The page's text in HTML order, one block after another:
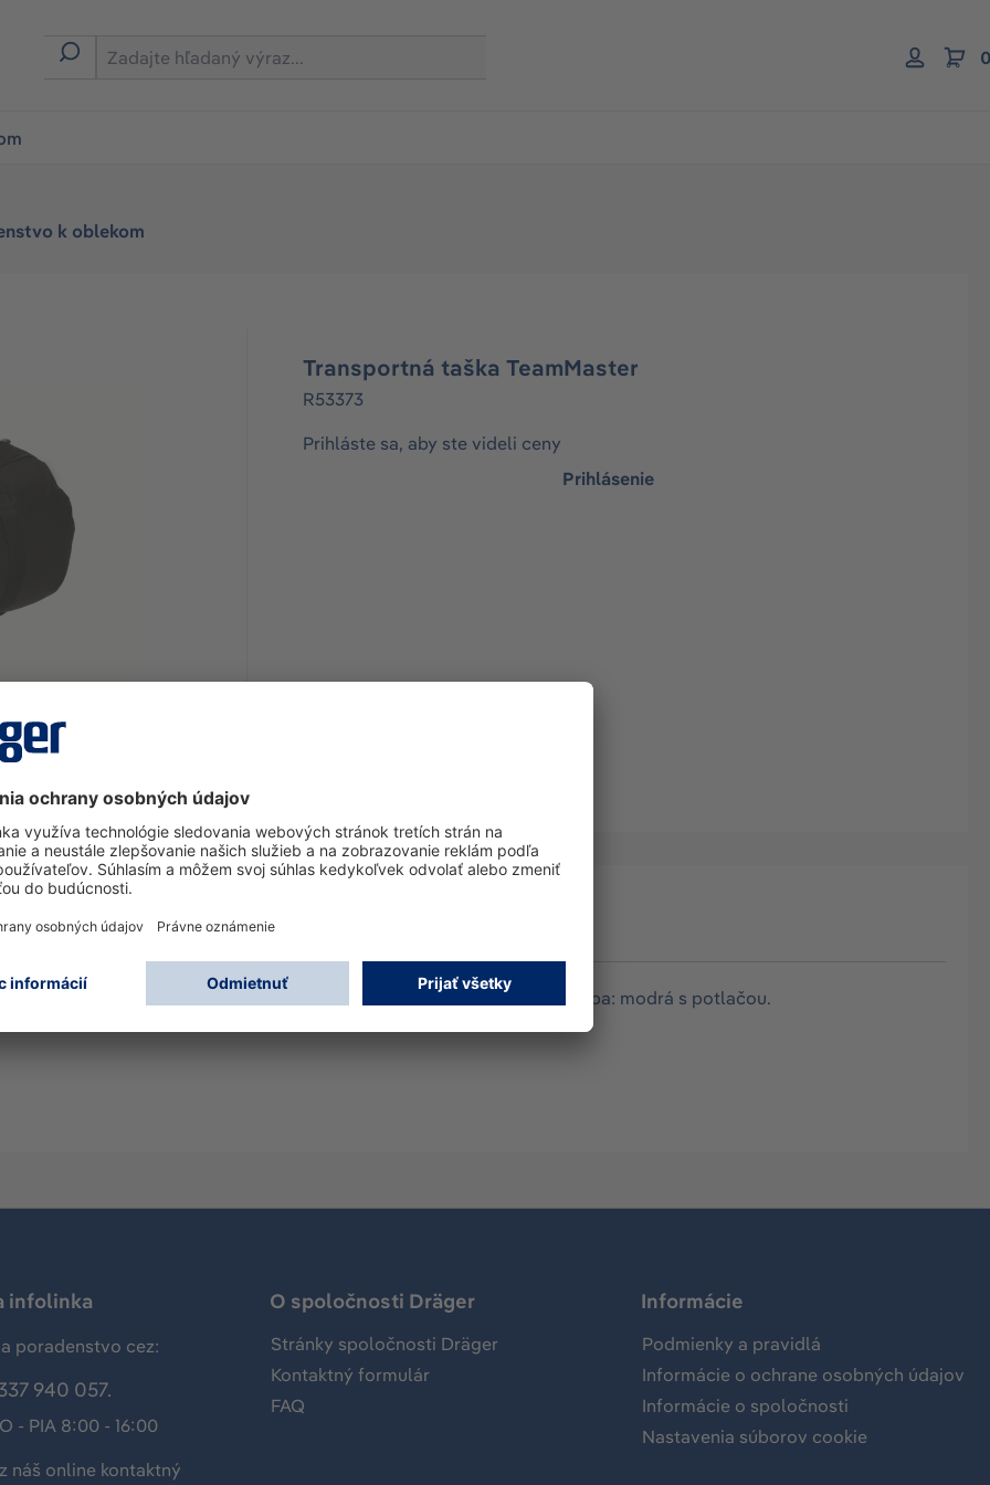
k oblekom
Transportná taška TeamMaster
R53373
Prihláste sa, aby ste videli ceny
Prihlásenie
na prepravu alebo skladovanie chemických ochranných oblekov. Farba: modrá s potlačou.
infolinka
poradenstvo cez:
940 057.
- PIA 8:00 - 16:00
náš online kontaktný
O spoločnosti Dräger
Stránky spoločnosti Dräger
Kontaktný formulár
FAQ
Informácie
Podmienky a pravidlá
Informácie o ochrane osobných údajov
Informácie o spoločnosti
Nastavenia súborov cookie